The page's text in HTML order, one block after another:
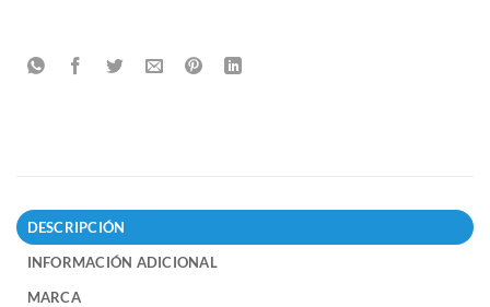
DESCRIPCIÓN
INFORMACIÓN ADICIONAL
MARCA